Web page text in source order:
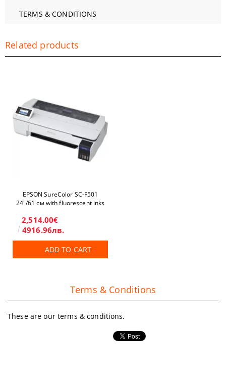
TERMS & CONDITIONS
Related products
EPSON SureColor SC-F501
24"/61 см with fluorescent inks
2,514.00€
4916.96лв.
ADD TO CART
Terms & Conditions
These are our terms & conditions.